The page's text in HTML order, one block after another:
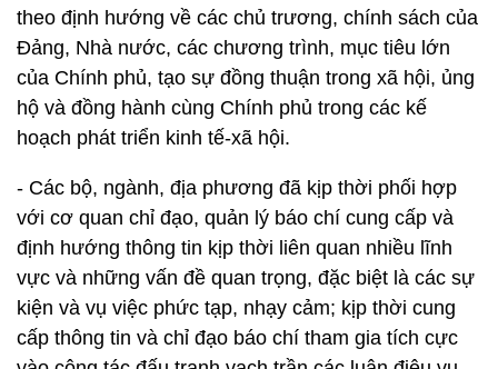
theo định hướng về các chủ trương, chính sách của
Đảng, Nhà nước, các chương trình, mục tiêu lớn
của Chính phủ, tạo sự đồng thuận trong xã hội, ủng
hộ và đồng hành cùng Chính phủ trong các kế
hoạch phát triển kinh tế-xã hội.
- Các bộ, ngành, địa phương đã kịp thời phối hợp
với cơ quan chỉ đạo, quản lý báo chí cung cấp và
định hướng thông tin kịp thời liên quan nhiều lĩnh
vực và những vấn đề quan trọng, đặc biệt là các sự
kiện và vụ việc phức tạp, nhạy cảm; kịp thời cung
cấp thông tin và chỉ đạo báo chí tham gia tích cực